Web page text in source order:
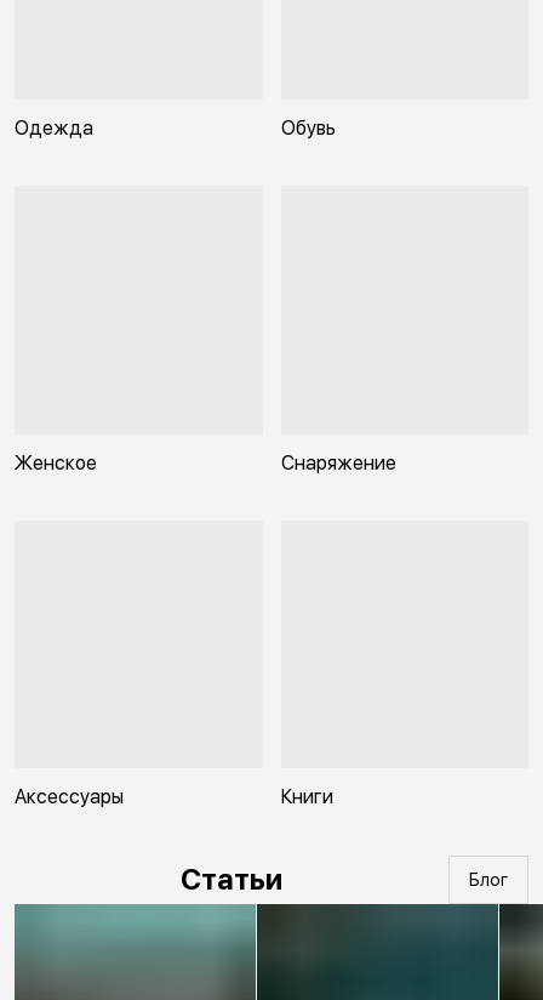
Одежда Обувь
Женское Снаряжение
Аксессуары Книги
Статьи Блог